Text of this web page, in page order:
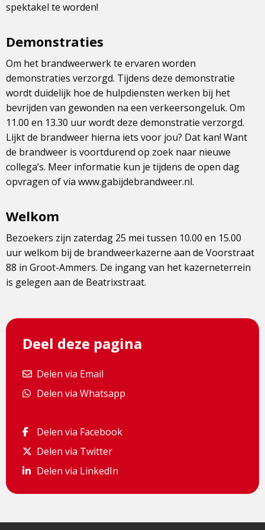
spektakel te worden!
Demonstraties
Om het brandweerwerk te ervaren worden
demonstraties verzorgd. Tijdens deze demonstratie
wordt duidelijk hoe de hulpdiensten werken bij het
bevrijden van gewonden na een verkeersongeluk. Om
11.00 en 13.30 uur wordt deze demonstratie verzorgd.
Lijkt de brandweer hierna iets voor jou? Dat kan! Want
de brandweer is voortdurend op zoek naar nieuwe
collega’s. Meer informatie kun je tijdens de open dag
opvragen of via www.gabijdebrandweer.nl.
Welkom
Bezoekers zijn zaterdag 25 mei tussen 10.00 en 15.00
uur welkom bij de brandweerkazerne aan de Voorstraat
88 in Groot-Ammers. De ingang van het kazerneterrein
is gelegen aan de Beatrixstraat.
Deel deze pagina
Delen via Email
Delen via Email
Delen via Whatsapp
Delen via Whatsapp
Delen via Facebook
Delen via Facebook
Delen via Twitter
Delen via Twitter
Delen via LinkedIn
Delen via LinkedIn